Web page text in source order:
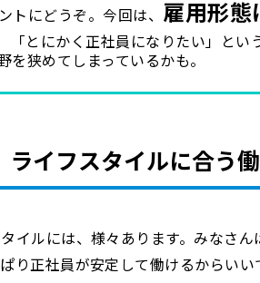
トにどうぞ。今回は、 雇用形態
「とにかく正社員になりたい」とい
を狭めてしまっているかも。
ライフスタイルに合う
イルには、様々あります。みなさ
り正社員が安定して働けるからいい